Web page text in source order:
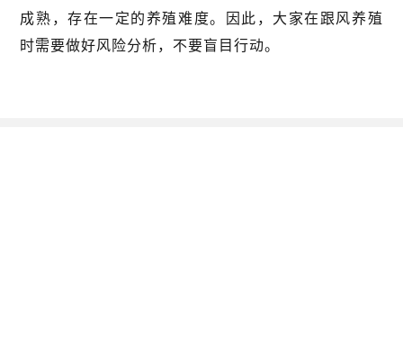
成熟，存在一定的养殖难度。因此，大家在跟风养殖
时需要做好风险分析，不要盲目行动。